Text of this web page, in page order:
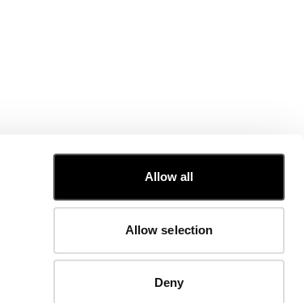
Allow all
Allow selection
Deny
SERVICE CLIENTÈLE